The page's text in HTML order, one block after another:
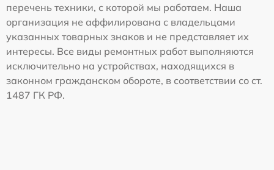
перечень техники, с которой мы работаем. Наша
организация не аффилирована с владельцами
указанных товарных знаков и не представляет их
интересы. Все виды ремонтных работ выполняются
исключительно на устройствах, находящихся в
законном гражданском обороте, в соответствии со ст.
1487 ГК РФ.